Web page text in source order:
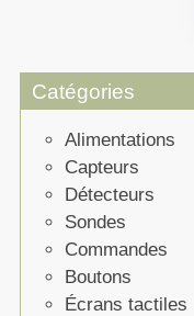
Catégories
Alimentations
Capteurs
Détecteurs
Sondes
Commandes
Boutons
Écrans tactiles